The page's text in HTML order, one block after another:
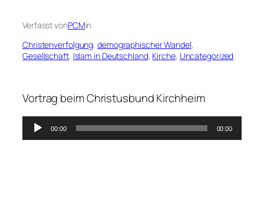
Verfasst vonPCMin
Christenverfolgung, demographischer Wandel
Gesellschaft, Islam in Deutschland, Kirche, Uncategorized
Vortrag beim Christusbund Kirchheim
Audio-
Player
00:00 00:00